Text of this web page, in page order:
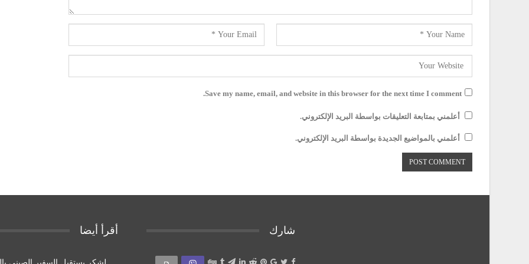
Save my name, email, and website in this browser for the next time I comment.
أعلمني بمتابعة التعليقات بواسطة البريد الإلكتروني.
أعلمني بالمواضيع الجديدة بواسطة البريد الإلكتروني.
شارك أقرأ أيضا